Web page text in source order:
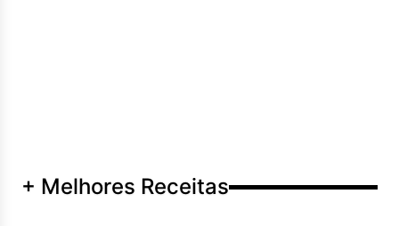
+ Melhores Receitas